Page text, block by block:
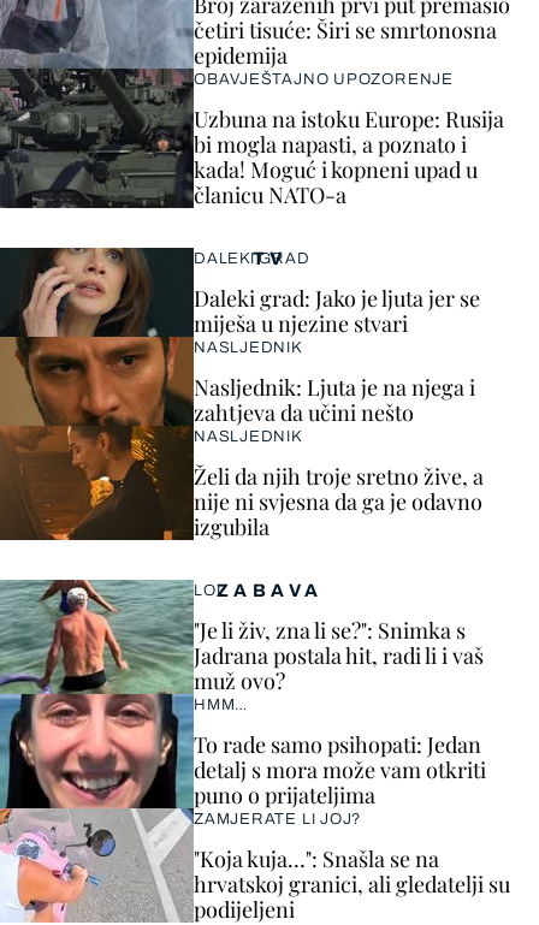
četiri tisuće: Širi se smrtonosna
epidemija
OBAVJEŠTAJNO UPOZORENJE
Uzbuna na istoku Europe: Rusija
bi mogla napasti, a poznato i
kada! Moguć i kopneni upad u
članicu NATO-a
ZABAVA
LOL
"Je li živ, zna li se?": Snimka s
Jadrana postala hit, radi li i vaš
muž ovo?
HMM…
To rade samo psihopati: Jedan
detalj s mora može vam otkriti
puno o prijateljima
ZAMJERATE LI JOJ?
"Koja kuja…": Snašla se na
hrvatskoj granici, ali gledatelji su
podijeljeni
TV
DALEKI GRAD
Daleki grad: Jako je ljuta jer se
miješa u njezine stvari
NASLJEDNIK
Nasljednik: Ljuta je na njega i
zahtjeva da učini nešto
NASLJEDNIK
Želi da njih troje sretno žive, a
nije ni svjesna da ga je odavno
izgubila